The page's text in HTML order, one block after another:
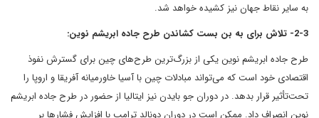
به سایر نقاط جهان نیز کشیده خواهد شد.
2-3- تلاش برای به بن بست کشاندن طرح جاده ابریشم نوین:
طرح جاده ابریشم نوین یکی از بزرگ‌ترین طرح‌های چین برای گسترش نفوذ
اقتصادی خود است که می‌تواند مبادلات چین با آسیا خاورمیانه آفریقا و اروپا را
تحت‌تأثیر قرار بدهد. در دوران جو بایدن نیز ایتالیا از حضور در طرح جاده ابریشم
نوین انصراف داد. ممکن است در دوران دونالد ترامپ با افزایش فشارها بر